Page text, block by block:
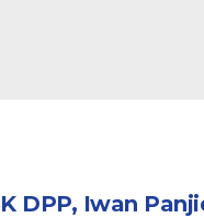
DPP, Iwan